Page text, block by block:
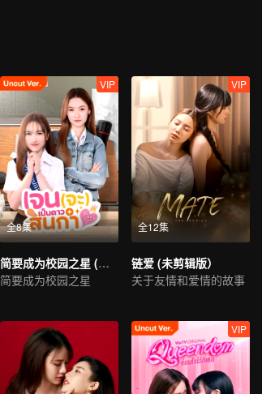
全8集
VIP
简要成为校园之星 (未剪辑版)
简要成为校园之星
全12集
VIP
链爱 (未剪辑版）
关于友情和爱情的故事
VIP